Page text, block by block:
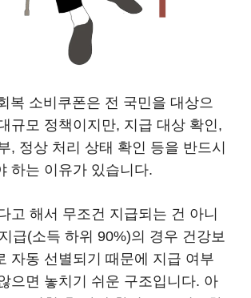
복 소비쿠폰은 전 국민을 대상으
규모 정책이지만, 지급 대상 확인,
, 정상 처리 상태 확인 등을 반드시
하는 이유가 있습니다.
고 해서 무조건 지급되는 건 아니
급(소득 하위 90%)의 경우 건강보
자동 선별되기 때문에 지급 여부
으면 놓치기 쉬운 구조입니다. 아